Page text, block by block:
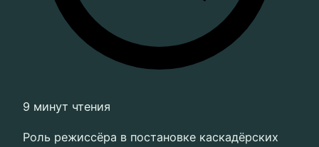
9 минут чтения
Роль режиссёра в постановке каскадёрских